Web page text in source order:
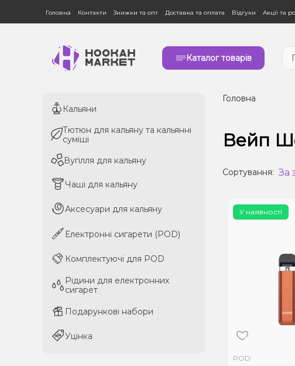
Головна Контакти Знижки та опт Доставка та оплата Відгуки Акції та
Каталог товарів
Кальяни
Тютюн для кальяну та кальянні
суміші
Вугілля для кальяну
Чаші для кальяну
Аксесуари для кальяну
Електронні сигарети (POD)
Комплектуючі для POD
Рідини для електронних
сигарет
Подарункові набори
Уцінка
Кальяни
Тютюн для кальяну та кальянні
суміші
Вугілля для кальяну
Чаші для кальяну
Аксесуари для кальяну
Електронні сигарети (POD)
Комплектуючі для POD
Рідини для електронних
сигарет
Подарункові набори
Уцінка
Головна
Вейп
Сортування: За
У наявності
POD